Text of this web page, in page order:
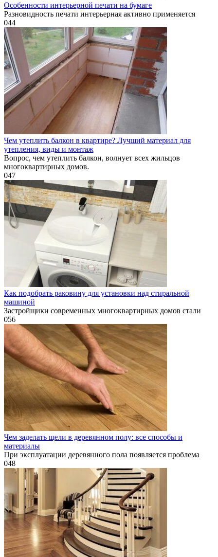
Особенности интерьерной печати на бумаге
Разновидность печати интерьерная активно применяется
044
Чем утеплить балкон в квартире? Лучший материал для
утепления, виды и монтаж
Вопрос, чем утеплить балкон, волнует всех жильцов
многоквартирных домов.
047
Как подобрать раковину для установки над стиральной
машиной
Застройщики современных многоквартирных домов стали
056
Чем заделать щели в деревянном полу: все способы и
материалы
При эксплуатации деревянного пола появляется проблема
048